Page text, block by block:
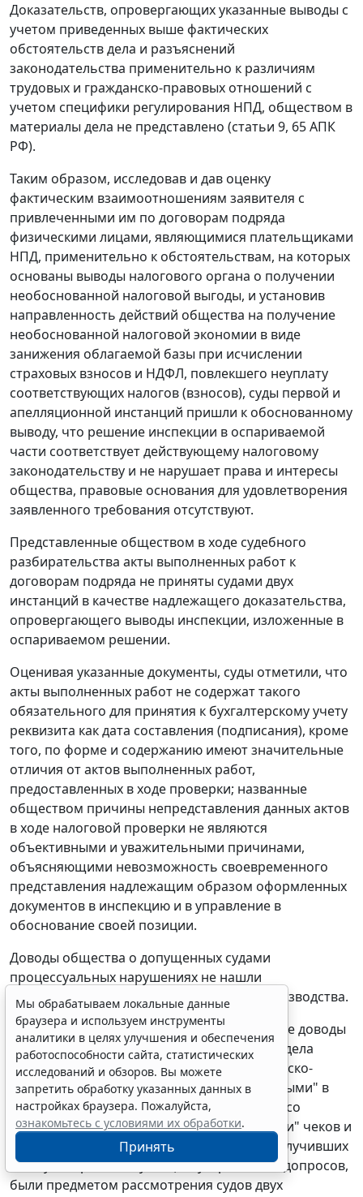
Доказательств, опровергающих указанные выводы с
учетом приведенных выше фактических
обстоятельств дела и разъяснений
законодательства применительно к различиям
трудовых и гражданско-правовых отношений с
учетом специфики регулирования НПД, обществом в
материалы дела не представлено (статьи 9, 65 АПК
РФ).
Таким образом, исследовав и дав оценку
фактическим взаимоотношениям заявителя с
привлеченными им по договорам подряда
физическими лицами, являющимися плательщиками
НПД, применительно к обстоятельствам, на которых
основаны выводы налогового органа о получении
необоснованной налоговой выгоды, и установив
направленность действий общества на получение
необоснованной налоговой экономии в виде
занижения облагаемой базы при исчислении
страховых взносов и НДФЛ, повлекшего неуплату
соответствующих налогов (взносов), суды первой и
апелляционной инстанций пришли к обоснованному
выводу, что решение инспекции в оспариваемой
части соответствует действующему налоговому
законодательству и не нарушает права и интересы
общества, правовые основания для удовлетворения
заявленного требования отсутствуют.
Представленные обществом в ходе судебного
разбирательства акты выполненных работ к
договорам подряда не приняты судами двух
инстанций в качестве надлежащего доказательства,
опровергающего выводы инспекции, изложенные в
оспариваемом решении.
Оценивая указанные документы, суды отметили, что
акты выполненных работ не содержат такого
обязательного для принятия к бухгалтерскому учету
реквизита как дата составления (подписания), кроме
того, по форме и содержанию имеют значительные
отличия от актов выполненных работ,
предоставленных в ходе проверки; названные
обществом причины непредставления данных актов
в ходе налоговой проверки не являются
объективными и уважительными причинами,
объясняющими невозможность своевременного
представления надлежащим образом оформленных
документов в инспекцию и в управление в
обоснование своей позиции.
Доводы общества о допущенных судами
процессуальных нарушениях не нашли
подтверждения в ходе кассационного производства.
Вновь приведенные в кассационной жалобе доводы
общества о недоказанности материалами дела
оснований для переквалификации гражданско-
правовых договоров подряда с "самозанятыми" в
качестве трудовых договоров, в том числе со
ссылками на формирование "самозанятыми" чеков и
оформление актов выполненных работ, получивших
к тому же критическую оценку, протоколы допросов,
были предметом рассмотрения судов двух
Мы обрабатываем локальные данные
браузера и используем инструменты
аналитики в целях улучшения и обеспечения
работоспособности сайта, статистических
исследований и обзоров. Вы можете
запретить обработку указанных данных в
настройках браузера. Пожалуйста,
ознакомьтесь с условиями их обработки.
Принять